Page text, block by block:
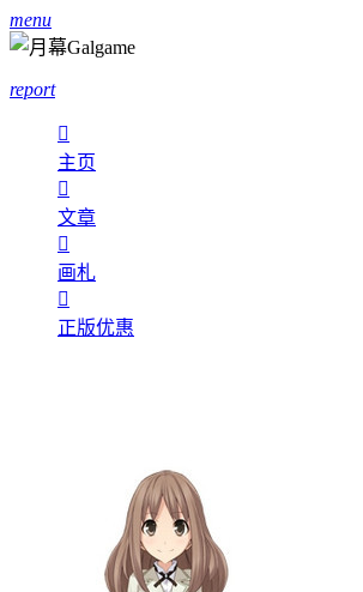
menu
report

主页

文章

画札

正版优惠